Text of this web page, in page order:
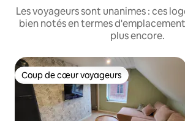
Les voyageurs sont unanimes : ces
bien notés en termes
plus encore.
Coup de cœur voyageurs
Coup de cœur voyageurs